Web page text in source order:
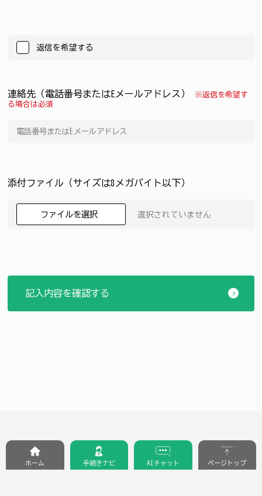
返信を希望する
連絡先（電話番号またはEメールアドレス）
※返信を希望す
る場合は必須
添付ファイル（サイズは8メガバイト以下）
ファイルを選択 選択されていません
ホーム 手続きナビ AIチャット ページトップ